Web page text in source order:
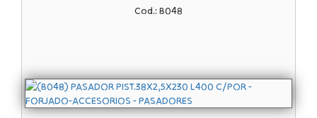
Cod.: B048